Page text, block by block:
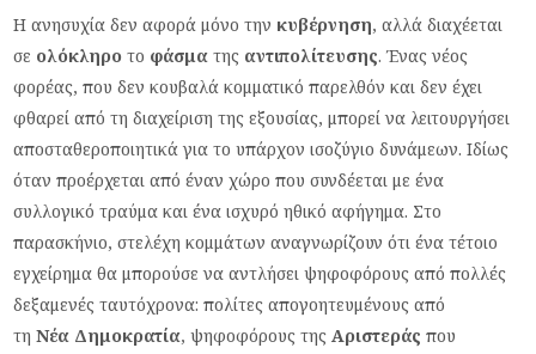
Η ανησυχία δεν αφορά μόνο την κυβέρνηση, αλλά διαχέεται
σε ολόκληρο το φάσμα της αντιπολίτευσης. Ένας νέος
φορέας, που δεν κουβαλά κομματικό παρελθόν και δεν έχει
φθαρεί από τη διαχείριση της εξουσίας, μπορεί να λειτουργήσει
αποσταθεροποιητικά για το υπάρχον ισοζύγιο δυνάμεων. Ιδίως
όταν προέρχεται από έναν χώρο που συνδέεται με ένα
συλλογικό τραύμα και ένα ισχυρό ηθικό αφήγημα. Στο
παρασκήνιο, στελέχη κομμάτων αναγνωρίζουν ότι ένα τέτοιο
εγχείρημα θα μπορούσε να αντλήσει ψηφοφόρους από πολλές
δεξαμενές ταυτόχρονα: πολίτες απογοητευμένους από
τηΝέα Δημοκρατία, ψηφοφόρους τηςΑριστεράς που